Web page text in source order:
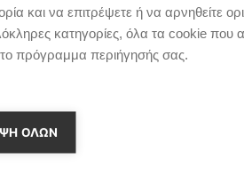
και να επιτρέψετε ή να αρνηθείτε
κατηγορίες, όλα τα cookie που
πρόγραμμα περιήγησής σας.
ΌΛΩΝ